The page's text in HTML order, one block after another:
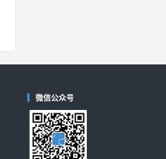
微信公众号